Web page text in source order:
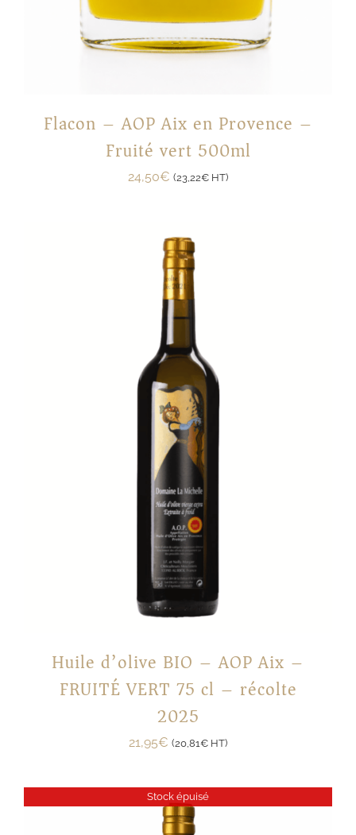
Flacon – AOP Aix en Provence –
Fruité vert 500ml
24,50€ (23,22€ HT)
Huile d’olive BIO – AOP Aix –
FRUITÉ VERT 75 cl – récolte
2025
21,95€ (20,81€ HT)
Stock épuisé